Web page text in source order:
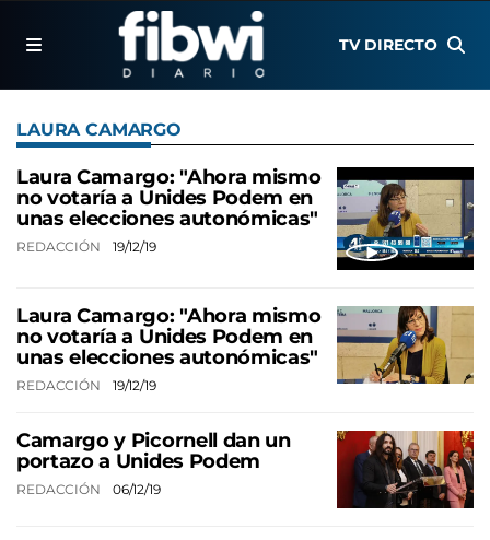
TV DIRECTO
LAURA CAMARGO
Laura Camargo: "Ahora mismo
no votaría a Unides Podem en
unas elecciones autonómicas"
REDACCIÓN 19/12/19
Laura Camargo: "Ahora mismo
no votaría a Unides Podem en
unas elecciones autonómicas"
REDACCIÓN 19/12/19
Camargo y Picornell dan un
portazo a Unides Podem
REDACCIÓN 06/12/19